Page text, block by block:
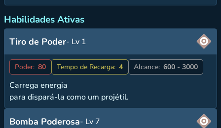
Habilidades Ativas
Tiro de Poder- Lv 1
Poder: 80 Tempo de Recarga: 4 Alcance: 600 - 3000
Carrega energia
para dispará-la como um projétil.
Bomba Poderosa- Lv 7